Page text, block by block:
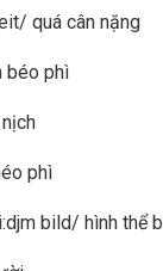
quá cân nặng
béo phì
phì
bild/ hình thể